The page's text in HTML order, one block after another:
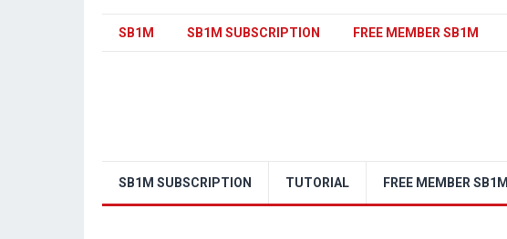
SB1M SB1M SUBSCRIPTION FREE MEMBER SB1M
SB1M SUBSCRIPTION TUTORIAL FREE MEMBER SB1M